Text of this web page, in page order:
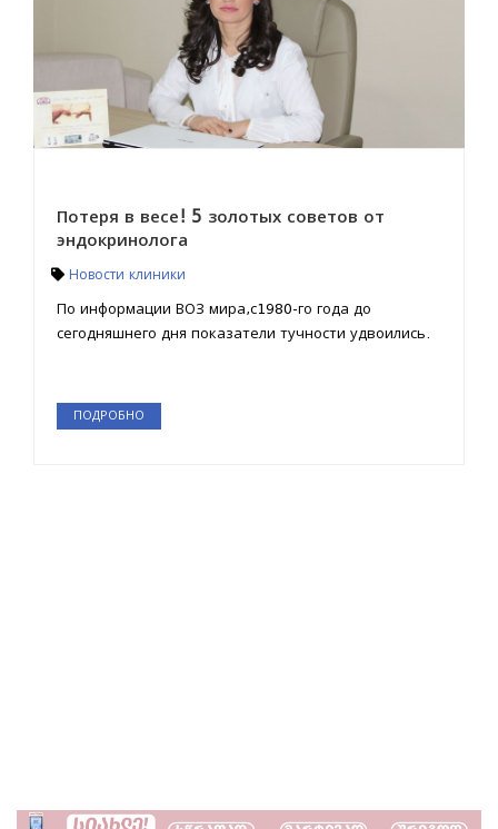
Потеря в весе! 5 золотых советов от
эндокринолога
Новости клиники
По информации ВОЗ мира,с1980-го года до
сегодняшнего дня показатели тучности удвоились.
ПОДРОБНО